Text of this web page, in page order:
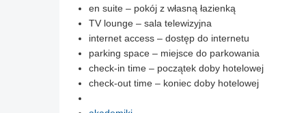
en suite – pokój z własną łazienką
TV lounge – sala telewizyjna
internet access – dostęp do internetu
parking space – miejsce do parkowania
check-in time – początek doby hotelowej
check-out time – koniec doby hotelowej